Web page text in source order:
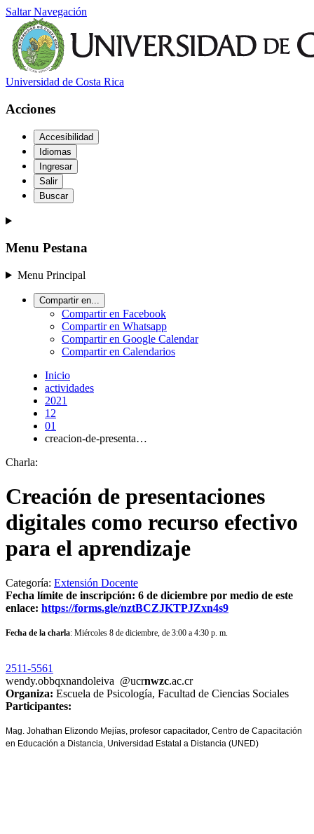
Saltar Navegación
Universidad de Costa Rica
Acciones
Accesibilidad
Idiomas
Ingresar
Salir
Buscar
Menu Pestana
Menu Principal
Compartir en...
Compartir en Facebook
Compartir en Whatsapp
Compartir en Google Calendar
Compartir en Calendarios
Inicio
actividades
2021
12
01
creacion-de-presenta…
Charla:
Creación de presentaciones
digitales como recurso efectivo
para el aprendizaje
Categoría: Extensión Docente
Fecha límite de inscripción: 6 de diciembre por medio de este
enlace: https://forms.gle/nztBCZJKTPJZxn4s9
Fecha de la charla: Miércoles 8 de diciembre, de 3:00 a 4:30 p. m.
2511-5561
wendy.obbqxnandoleiva @ucrnwzc.ac.cr
Organiza: Escuela de Psicología, Facultad de Ciencias Sociales
Participantes:
Mag. Johathan Elizondo Mejías, profesor capacitador, Centro de Capacitación
en Educación a Distancia, Universidad Estatal a Distancia (UNED)